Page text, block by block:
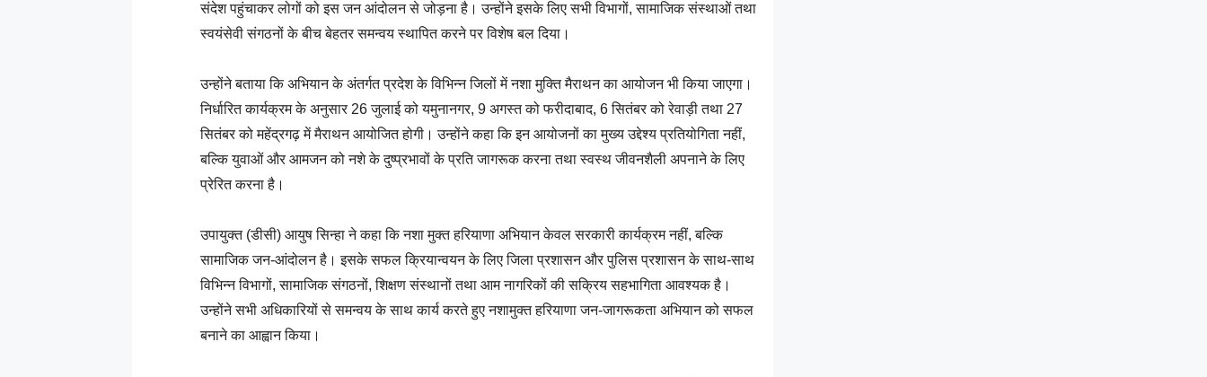
संदेश पहुंचाकर लोगों को इस जन आंदोलन से जोड़ना है। उन्होंने इसके लिए सभी विभागों, सामाजिक संस्थाओं तथा
स्वयंसेवी संगठनों के बीच बेहतर समन्वय स्थापित करने पर विशेष बल दिया।
उन्होंने बताया कि अभियान के अंतर्गत प्रदेश के विभिन्न जिलों में नशा मुक्ति मैराथन का आयोजन भी किया जाएगा।
निर्धारित कार्यक्रम के अनुसार 26 जुलाई को यमुनानगर, 9 अगस्त को फरीदाबाद, 6 सितंबर को रेवाड़ी तथा 27
सितंबर को महेंद्रगढ़ में मैराथन आयोजित होगी। उन्होंने कहा कि इन आयोजनों का मुख्य उद्देश्य प्रतियोगिता नहीं,
बल्कि युवाओं और आमजन को नशे के दुष्प्रभावों के प्रति जागरूक करना तथा स्वस्थ जीवनशैली अपनाने के लिए
प्रेरित करना है।
उपायुक्त (डीसी) आयुष सिन्हा ने कहा कि नशा मुक्त हरियाणा अभियान केवल सरकारी कार्यक्रम नहीं, बल्कि
सामाजिक जन-आंदोलन है। इसके सफल क्रियान्वयन के लिए जिला प्रशासन और पुलिस प्रशासन के साथ-साथ
विभिन्न विभागों, सामाजिक संगठनों, शिक्षण संस्थानों तथा आम नागरिकों की सक्रिय सहभागिता आवश्यक है।
उन्होंने सभी अधिकारियों से समन्वय के साथ कार्य करते हुए नशामुक्त हरियाणा जन-जागरूकता अभियान को सफल
बनाने का आह्वान किया।